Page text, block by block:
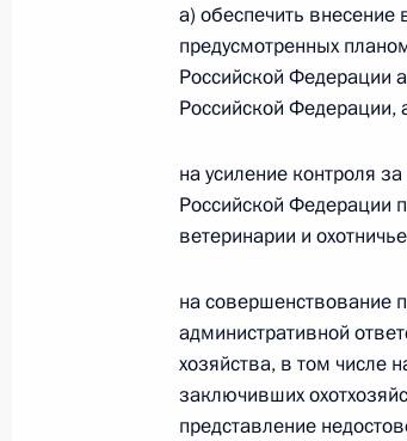
18 сентября 2017
Перечень поручений
и на Дальнем
18 сентября 2017 года, 17:00
Перечень поручений
инфраструктуры
15 сентября 2017 года, 16:00
а) обеспечить
предусмотренных
Российской Федерации
Российской Федерации,
на усиление контроля
Российской Федерации
ветеринарии и
на совершенствование
административной
хозяйства, в том числе
заключивших
представление